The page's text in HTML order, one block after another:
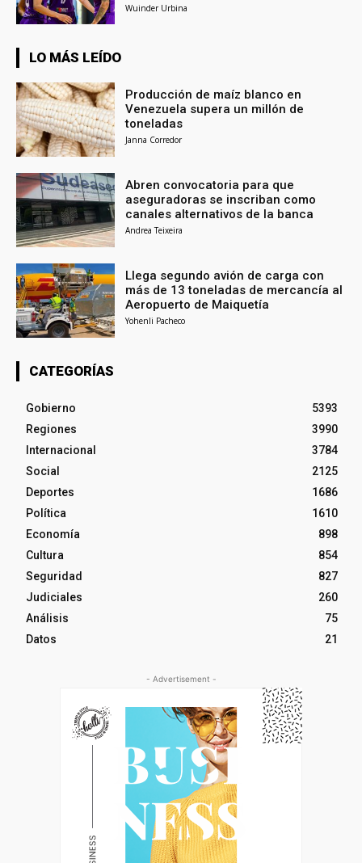
Wuinder Urbina
LO MÁS LEÍDO
Producción de maíz blanco en
Venezuela supera un millón de
toneladas
Janna Corredor
Abren convocatoria para que
aseguradoras se inscriban como
canales alternativos de la banca
Andrea Teixeira
Llega segundo avión de carga con
más de 13 toneladas de mercancía al
Aeropuerto de Maiquetía
Yohenli Pacheco
CATEGORÍAS
Gobierno
5393
Regiones
3990
Internacional
3784
Social
2125
Deportes
1686
Política
1610
Economía
898
Cultura
854
Seguridad
827
Judiciales
260
Análisis
75
Datos
21
- Advertisement -